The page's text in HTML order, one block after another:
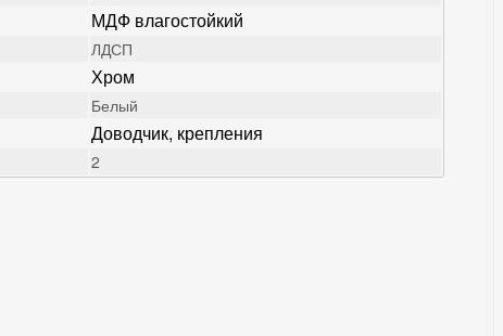
МДФ влагостойкий
ЛДСП
Хром
Белый
Доводчик, крепления
2